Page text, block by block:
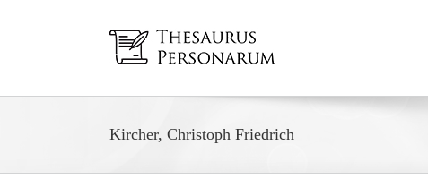
Kircher, Christoph Friedrich